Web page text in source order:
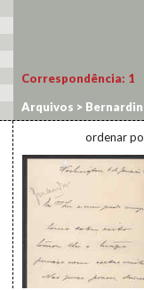
Correspondência: 1
Arquivos >
ordenar